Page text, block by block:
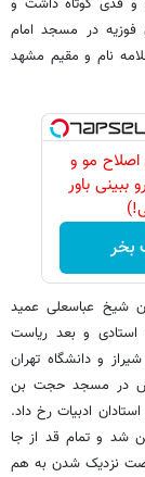
و قدی کوتاه داشت و
در مسجد امام
نام و مقیم مشهد
اصلاح مو و
باور
بخر
شیخ عباسعلی عمید
استادی و بعد ریاست
و دانشگاه تهران
در مسجد حجت بن
ادبیات رخ داد.
شد و تمام قد از جا
نزدیک شدن به هم